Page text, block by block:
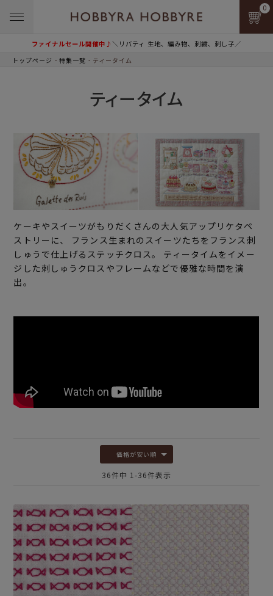
ファイナルセール開催中♪＼リバティ 生地、編み物、刺繍、刺し子／
0
トップページ 特集一覧 ティータイム
ティータイム
ケーキやスイーツがもりだくさんの大人気アップリケタペ
ストリーに、 フランス生まれのスイーツたちをフランス刺
しゅうで仕上げるステッチクロス。 ティータイムをイメー
ジした刺しゅうクロスやフレームなどで優雅な時間を演
出。
価格が安い順
36件中 1 -36件表示